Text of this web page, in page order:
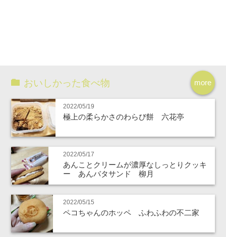
more
おいしかった食べ物
2022/05/19
極上の柔らかさのわらび餅 六花亭
2022/05/17
あんことクリームが濃厚なしっとりクッキ
ー あんバタサンド 柳月
2022/05/15
ペコちゃんのホッペ ふわふわの不二家